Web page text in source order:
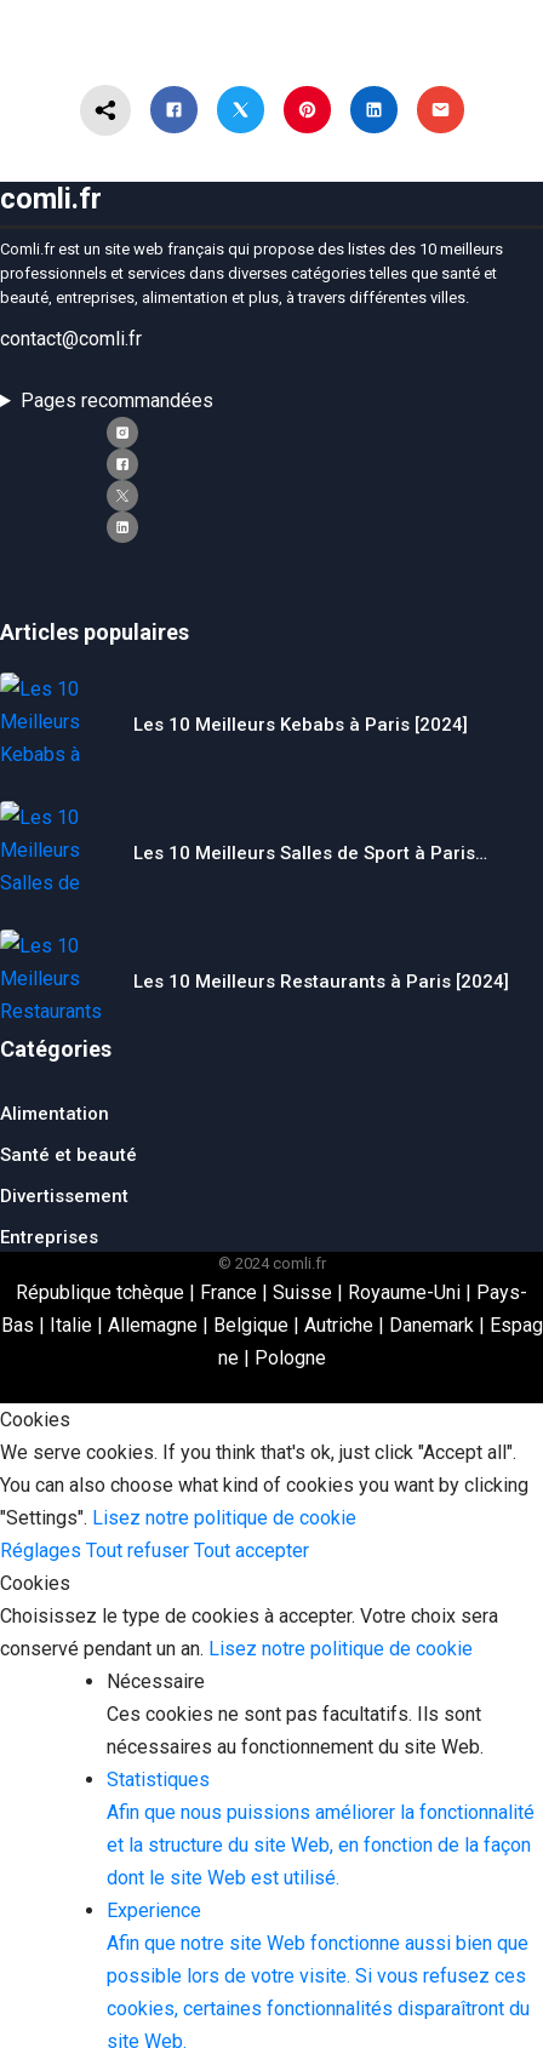
comli.fr
Comli.fr est un site web français qui propose des listes des 10 meilleurs
professionnels et services dans diverses catégories telles que santé et
beauté, entreprises, alimentation et plus, à travers différentes villes.
contact@comli.fr
Pages recommandées
Articles populaires
Les 10 Meilleurs Kebabs à Paris [2024]
Les 10 Meilleurs Salles de Sport à Paris…
Les 10 Meilleurs Restaurants à Paris [2024]
Catégories
Alimentation
Santé et beauté
Divertissement
Entreprises
© 2024 comli.fr
République tchèque | France | Suisse | Royaume-Uni | Pays-
Bas | Italie| Allemagne| Belgique| Autriche| Danemark| Espag
ne| Pologne
Cookies
We serve cookies. If you think that's ok, just click "Accept all".
You can also choose what kind of cookies you want by clicking
"Settings". Lisez notre politique de cookie
Réglages Tout refuser Tout accepter
Cookies
Choisissez le type de cookies à accepter. Votre choix sera
conservé pendant un an. Lisez notre politique de cookie
Nécessaire
Ces cookies ne sont pas facultatifs. Ils sont
nécessaires au fonctionnement du site Web.
Statistiques
Afin que nous puissions améliorer la fonctionnalité
et la structure du site Web, en fonction de la façon
dont le site Web est utilisé.
Experience
Afin que notre site Web fonctionne aussi bien que
possible lors de votre visite. Si vous refusez ces
cookies, certaines fonctionnalités disparaîtront du
site Web.